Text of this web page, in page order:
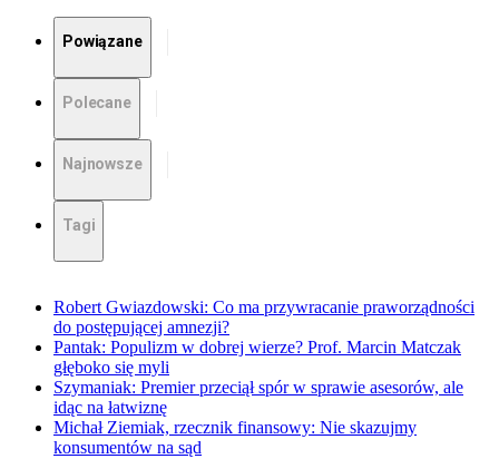
Powiązane
Polecane
Najnowsze
Tagi
Robert Gwiazdowski: Co ma przywracanie praworządności
do postępującej amnezji?
Pantak: Populizm w dobrej wierze? Prof. Marcin Matczak
głęboko się myli
Szymaniak: Premier przeciął spór w sprawie asesorów, ale
idąc na łatwiznę
Michał Ziemiak, rzecznik finansowy: Nie skazujmy
konsumentów na sąd